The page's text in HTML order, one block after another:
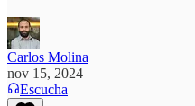
Carlos Molina
nov 15, 2024
Escucha